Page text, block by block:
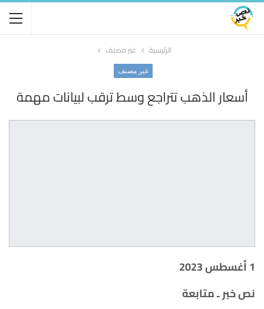
الرئيسية غير مصنف
غير مصنف
أسعار الذهب تتراجع وسط ترقب لبيانات مهمة
1 أغسطس 2023
نص خبر ـ متابعة